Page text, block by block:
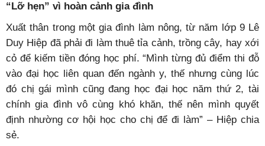
“Lỡ hẹn” vì hoàn cảnh gia đình
Xuất thân trong một gia đình làm nông, từ năm lớp 9 Lê
Duy Hiệp đã phải đi làm thuê tỉa cảnh, trồng cây, hay xới
cỏ để kiếm tiền đóng học phí. “Mình từng đủ điểm thi đỗ
vào đại học liên quan đến ngành y, thế nhưng cùng lúc
đó chị gái mình cũng đang học đại học năm thứ 2, tài
chính gia đình vô cùng khó khăn, thế nên mình quyết
định nhường cơ hội học cho chị để đi làm” – Hiệp chia
sẻ.